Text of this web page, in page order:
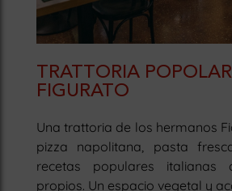
TRATTORIA
FIGURATO
Una trattoria de los hermanos
pizza napolitana, pasta
recetas populares italianas
propios. Un espacio vegetal y